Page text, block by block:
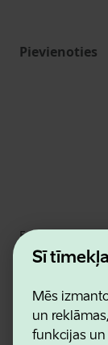
Šī
Mēs
un
funkcijas
Pievienoties
Estonian
Kontakti
Sadarbības
Sīkdatņu un